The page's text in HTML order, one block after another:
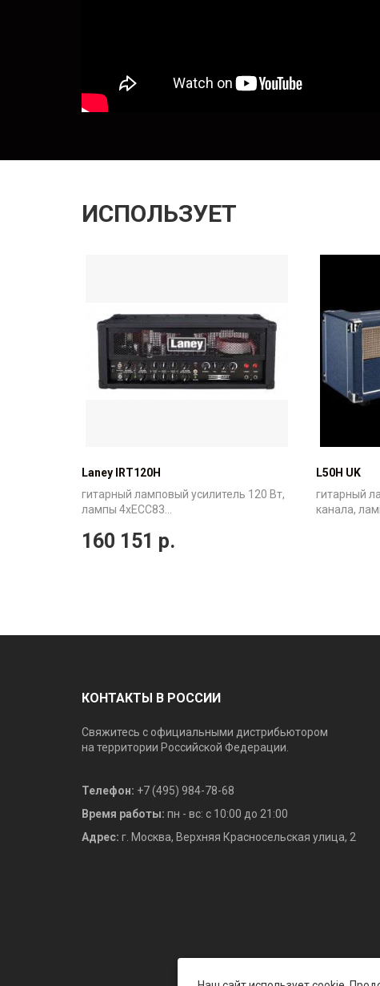
ИСПОЛЬЗУЕТ
Laney IRT120H
гитарный ламповый усилитель 120 Вт,
лампы 4xECC83...
160 151 р.
L50H UK
гитарный
канала,
КОНТАКТЫ В РОССИИ
Свяжитесь с официальными дистрибьютором
на территории Российской Федерации.
Телефон: +7 (495) 984-78-68
Время работы: пн - вс: с 10:00 до 21:00
Адрес: г. Москва, Верхняя Красносельская улица, 2